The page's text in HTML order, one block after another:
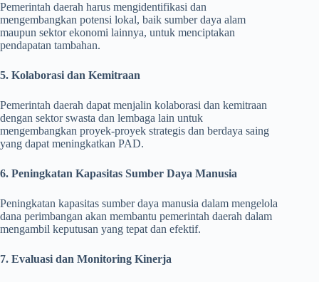
Pemerintah daerah harus mengidentifikasi dan
mengembangkan potensi lokal, baik sumber daya alam
maupun sektor ekonomi lainnya, untuk menciptakan
pendapatan tambahan.
5. Kolaborasi dan Kemitraan
Pemerintah daerah dapat menjalin kolaborasi dan kemitraan
dengan sektor swasta dan lembaga lain untuk
mengembangkan proyek-proyek strategis dan berdaya saing
yang dapat meningkatkan PAD.
6. Peningkatan Kapasitas Sumber Daya Manusia
Peningkatan kapasitas sumber daya manusia dalam mengelola
dana perimbangan akan membantu pemerintah daerah dalam
mengambil keputusan yang tepat dan efektif.
7. Evaluasi dan Monitoring Kinerja